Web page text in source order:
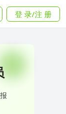
登 录/注 册